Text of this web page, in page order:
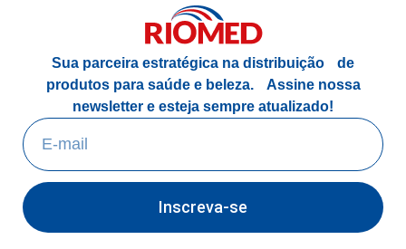
Sua parceira estratégica na distribuição de
produtos para saúde e beleza. Assine nossa
newsletter e esteja sempre atualizado!
Inscreva-se